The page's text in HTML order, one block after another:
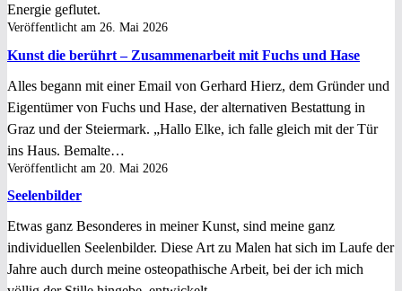
Energie geflutet.
Veröffentlicht am 26. Mai 2026
Kunst die berührt – Zusammenarbeit mit Fuchs und Hase
Alles begann mit einer Email von Gerhard Hierz, dem Gründer und
Eigentümer von Fuchs und Hase, der alternativen Bestattung in
Graz und der Steiermark. „Hallo Elke, ich falle gleich mit der Tür
ins Haus. Bemalte…
Veröffentlicht am 20. Mai 2026
Seelenbilder
Etwas ganz Besonderes in meiner Kunst, sind meine ganz
individuellen Seelenbilder. Diese Art zu Malen hat sich im Laufe der
Jahre auch durch meine osteopathische Arbeit, bei der ich mich